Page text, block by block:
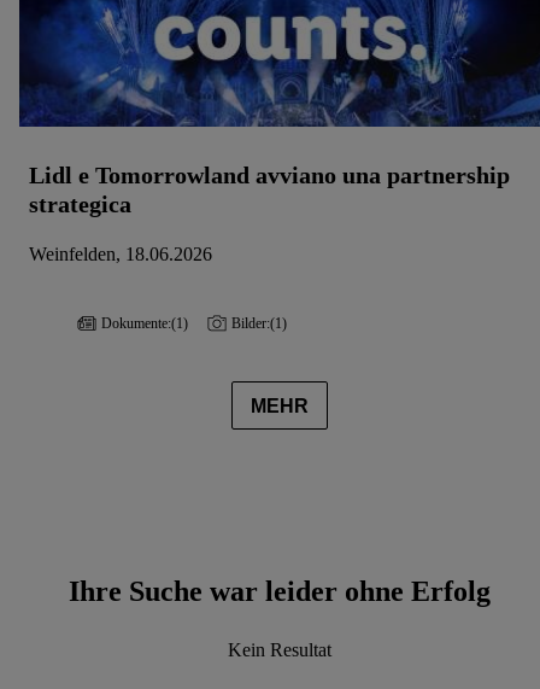
Lidl e Tomorrowland avviano una partnership
strategica
Weinfelden, 18.06.2026
Dokumente:(1) Bilder:(1)
MEHR
Ihre Suche war leider ohne Erfolg
Kein Resultat